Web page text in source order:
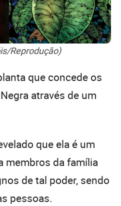
Reprodução)
que concede os
através de um
que ela é um
membros da família
de tal poder, sendo
pessoas.